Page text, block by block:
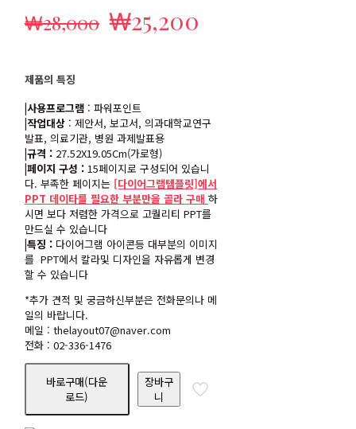
₩28,000 원
₩28,000.
₩25,200
₩25,200.
제품의 특징
|사용프로그램 : 파워포인트
|작업대상 : 제안서, 보고서, 의과대학교연구
발표, 의료기관, 병원 과제발표용
|규격 : 27.52X19.05Cm(가로형)
|페이지 구성 : 15페이지로 구성되어 있습니
다. 부족한 페이지는 [다이어그램템플릿]에서
PPT 데이타를 필요한 부분만을 골라 구매 하
시면 보다 저렴한 가격으로 고퀄리티 PPT를
만드실 수 있습니다
|특징 : 다이어그램 아이콘등 대부분의 이미지
를 PPT에서 칼라및 디자인을 자유롭게 변경
할 수 있습니다
*추가 견적 및 궁금하신부분은 전화문의나 메
일의 바랍니다.
메일 : thelayout07@naver.com
전화 : 02-336-1476
바로구매(다운
로드)
장바구
니